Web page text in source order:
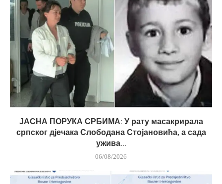
ЈАСНА ПОРУКА СРБИМА: У рату масакрирала
српског дјечака Слободана Стојановића, а сада
ужива...
06/08/2026